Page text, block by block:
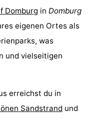
Domburg in Domburg
eigenen Ortes als
was
und vielseitigen
erreichst du in
Sandstrand und